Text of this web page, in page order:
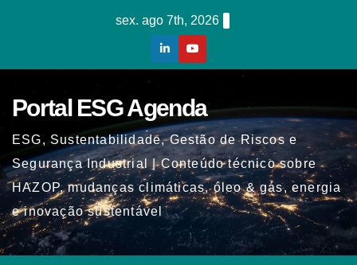
sex. ago 7th, 2026
Portal ESG Agenda
ESG, Sustentabilidade, Gestão de Riscos e
Segurança Industrial | Conteúdo técnico sobre
HAZOP, mudanças climáticas, óleo & gás, energia
e inovação sustentável